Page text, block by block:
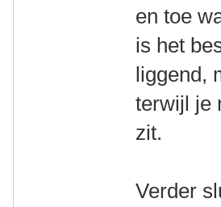
en toe
is het
liggend,
terwijl je
zit.
Verder